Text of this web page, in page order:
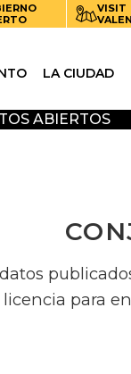
VISIT
LA CIUDAD
ABIERTOS
para